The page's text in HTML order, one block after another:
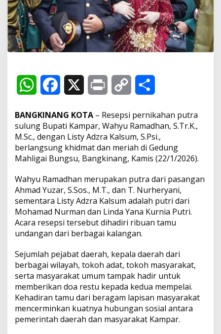
e
n
k
a
h
e
e
i
M
e
r
i
a
d
e
n
g
a
n
P
o
s
e
s
i
A
d
t
W
a
t
s
A
p
p
c
e
b
o
o
k
i
n
t
p
y
L
i
n
k
a
r
e
BANGKINANG KOTA – Resepsi pernikahan putra
sulung Bupati Kampar, Wahyu Ramadhan, S.Tr.K.,
M.Sc., dengan Listy Adzra Kalsum, S.Psi.,
berlangsung khidmat dan meriah di Gedung
Mahligai Bungsu, Bangkinang, Kamis (22/1/2026).
Wahyu Ramadhan merupakan putra dari pasangan
Ahmad Yuzar, S.Sos., M.T., dan T. Nurheryani,
sementara Listy Adzra Kalsum adalah putri dari
Mohamad Nurman dan Linda Yana Kurnia Putri.
Acara resepsi tersebut dihadiri ribuan tamu
undangan dari berbagai kalangan.
Sejumlah pejabat daerah, kepala daerah dari
berbagai wilayah, tokoh adat, tokoh masyarakat,
serta masyarakat umum tampak hadir untuk
memberikan doa restu kepada kedua mempelai.
Kehadiran tamu dari beragam lapisan masyarakat
mencerminkan kuatnya hubungan sosial antara
pemerintah daerah dan masyarakat Kampar.